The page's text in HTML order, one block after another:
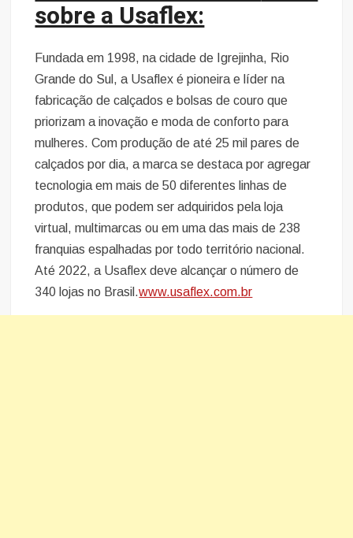
sobre a Usaflex:
Fundada em 1998, na cidade de Igrejinha, Rio
Grande do Sul, a Usaflex é pioneira e líder na
fabricação de calçados e bolsas de couro que
priorizam a inovação e moda de conforto para
mulheres. Com produção de até 25 mil pares de
calçados por dia, a marca se destaca por agregar
tecnologia em mais de 50 diferentes linhas de
produtos, que podem ser adquiridos pela loja
virtual, multimarcas ou em uma das mais de 238
franquias espalhadas por todo território nacional.
Até 2022, a Usaflex deve alcançar o número de
340 lojas no Brasil.www.usaflex.com.br